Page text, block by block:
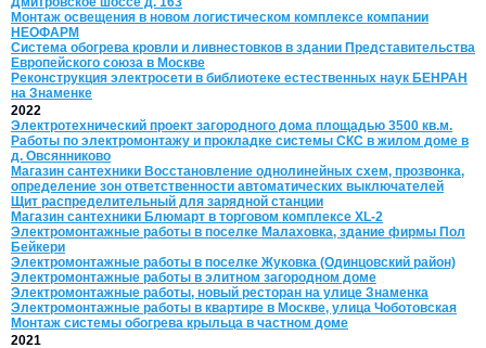
Монтаж освещения в новом логистическом комплексе компании
НЕОФАРМ
Система обогрева кровли и ливнестовков в здании Представительства
Европейского союза в Москве
Реконструкция электросети в библиотеке естественных наук БЕНРАН
на Знаменке
2022
Электротехнический проект загородного дома площадью 3500 кв.м.
Работы по электромонтажу и прокладке системы СКС в жилом доме в
д. Овсянниково
Магазин сантехники Восстановление однолинейных схем, прозвонка,
определение зон ответственности автоматических выключателей
Щит распределительный для зарядной станции
Магазин сантехники Блюмарт в торговом комплексе XL-2
Электромонтажные работы в поселке Малаховка, здание фирмы Пол
Бейкери
Электромонтажные работы в поселке Жуковка (Одинцовский район)
Электромонтажные работы в элитном загородном доме
Электромонтажные работы, новый ресторан на улице Знаменка
Электромонтажные работы в квартире в Москве, улица Чоботовская
Монтаж системы обогрева крыльца в частном доме
2021